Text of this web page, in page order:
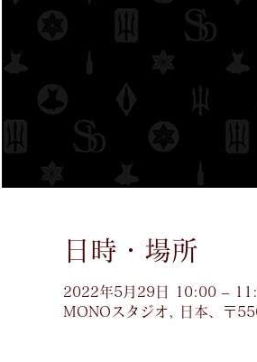
日時・場所
2022年5月29日 10:00 –
MONOスタジオ, 日本、〒